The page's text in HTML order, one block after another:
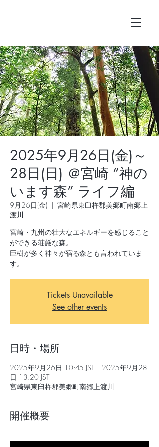
2025年9月26日(金)～
28日(日) ＠宮崎 “神の
います森” ライフ編
9月26日(金)
  |
宮崎県東臼杵郡美郷町南郷上
渡川
宮崎・九州の壮大なエネルギーを感じること
ができる荘厳な森。
巨樹が多く神々が宿る森とも言われていま
す。
Tickets Unavailable
See other events
日時・場所
2025年9月26日 10:45 JST – 2025年9月28
日 13:20 JST
宮崎県東臼杵郡美郷町南郷上渡川
開催概要